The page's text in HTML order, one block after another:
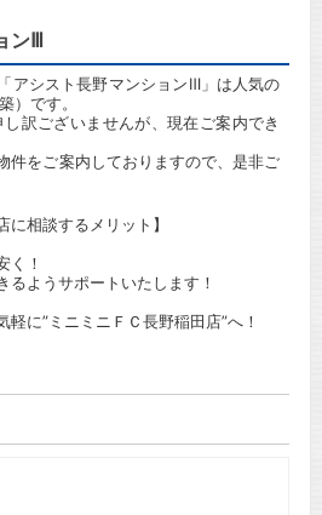
ンⅢ
アシスト長野マンションⅢ」は人気の
）です。
訳ございませんが、現在ご案内でき
件をご案内しておりますので、是非ご
に相談するメリット】
く！
るようサポートいたします！
に”ミニミニＦＣ長野稲田店”へ！